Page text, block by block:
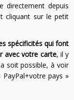
directement depuis
cliquant sur le petit
spécificités qui font
avec votre carte, il y
soit possible, à voir
pays »